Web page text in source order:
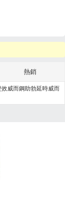
熱銷
威而鋼助勃延時威而